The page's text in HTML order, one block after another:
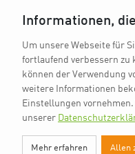
AB SOFORT:
Informationen,
Um unsere Webseite für
fortlaufend verbessern zu
können der Verwendung
weitere Informationen
Einstellungen vornehmen.
unserer
Mehr erfahren Allen